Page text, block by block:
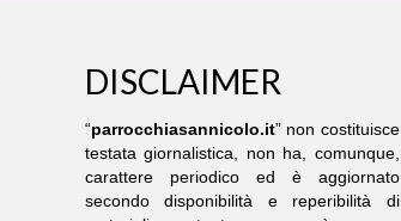
DISCLAIMER
“parrocchiasannicolo.it” non costituisce
testata giornalistica, non ha, comunque,
carattere periodico ed è aggiornato
secondo disponibilità e reperibilità di